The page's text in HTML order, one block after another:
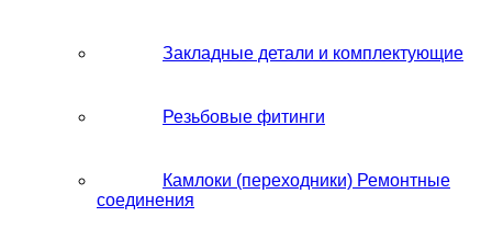
Закладные детали и комплектующие
Резьбовые фитинги
Камлоки (переходники) Ремонтные
соединения